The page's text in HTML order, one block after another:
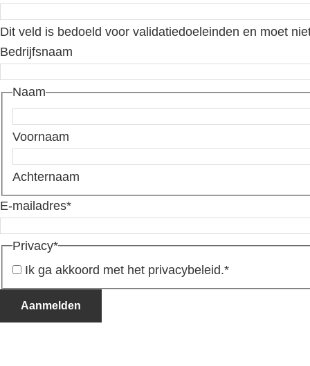
Dit veld is bedoeld voor validatiedoeleinden en moet
Bedrijfsnaam
Naam
Voornaam
Achternaam
E-mailadres*
Privacy*
Ik ga akkoord met het privacybeleid.*
Aanmelden